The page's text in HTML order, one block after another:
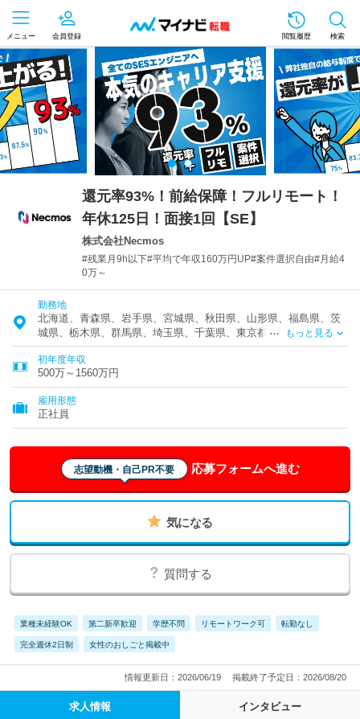
メニュー 会員登録 閲覧履歴 検索
還元率93%！前給保障！フルリモート！
年休125日！面接1回【SE】
株式会社Necmos
#残業月9h以下#平均で年収160万円UP#案件選択自由#月給4
0万～
勤務地
北海道、青森県、岩手県、宮城県、秋田県、山形県、福島県、茨
城県、栃木県、群馬県、埼玉県、千葉県、東京都、神奈川県、富
山県、石川県、福井県、新潟県、山梨県、長野県、岐阜県、静岡
県、愛知県、三重県、滋賀県、京都府、大阪府、兵庫県、奈良
県、和歌山県、鳥取県、島根県、岡山県、広島県、山口県、徳島
県、香川県、愛媛県、高知県、福岡県、佐賀県、長崎県、熊本
県、大分県、宮崎県、鹿児島県、沖縄県
もっと見る
初年度年収
500万～1560万円
雇用形態
正社員
志望動機・自己PR不要 応募フォームへ進む
気になる
質問する
業種未経験OK 第二新卒歓迎 学歴不問 リモートワーク可 転勤なし
完全週休2日制 女性のおしごと掲載中
情報更新日：2026/06/19 掲載終了予定日：2026/08/20
求人情報 インタビュー